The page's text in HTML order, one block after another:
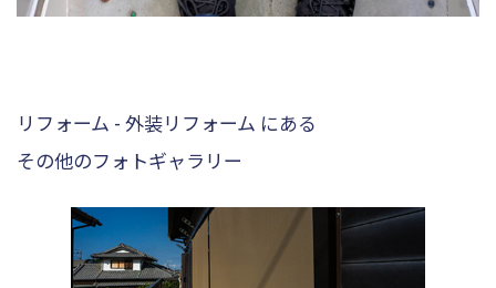
リフォーム - 外装リフォーム にある
その他のフォトギャラリー